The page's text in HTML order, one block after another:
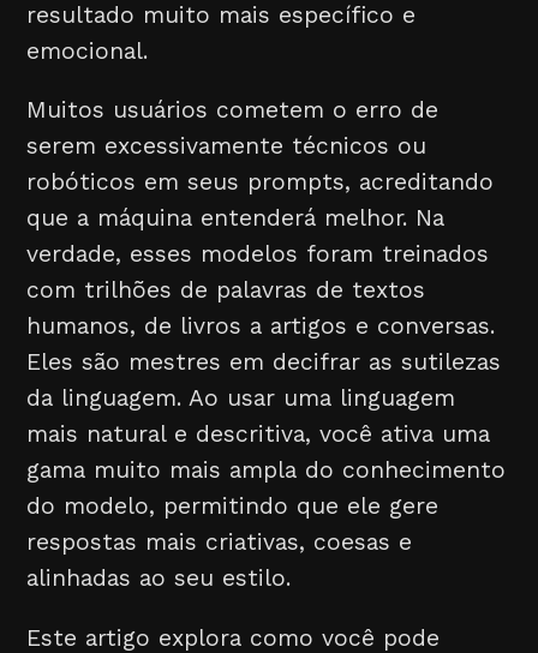
resultado muito mais específico e
emocional.
Muitos usuários cometem o erro de
serem excessivamente técnicos ou
robóticos em seus prompts, acreditando
que a máquina entenderá melhor. Na
verdade, esses modelos foram treinados
com trilhões de palavras de textos
humanos, de livros a artigos e conversas.
Eles são mestres em decifrar as sutilezas
da linguagem. Ao usar uma linguagem
mais natural e descritiva, você ativa uma
gama muito mais ampla do conhecimento
do modelo, permitindo que ele gere
respostas mais criativas, coesas e
alinhadas ao seu estilo.
Este artigo explora como você pode